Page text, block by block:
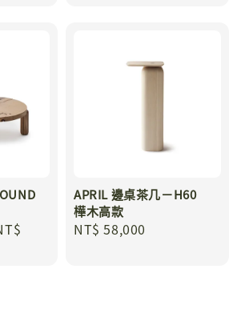
APRIL 邊桌茶几－H60
樺木高款
Regular
NT$ 58,000